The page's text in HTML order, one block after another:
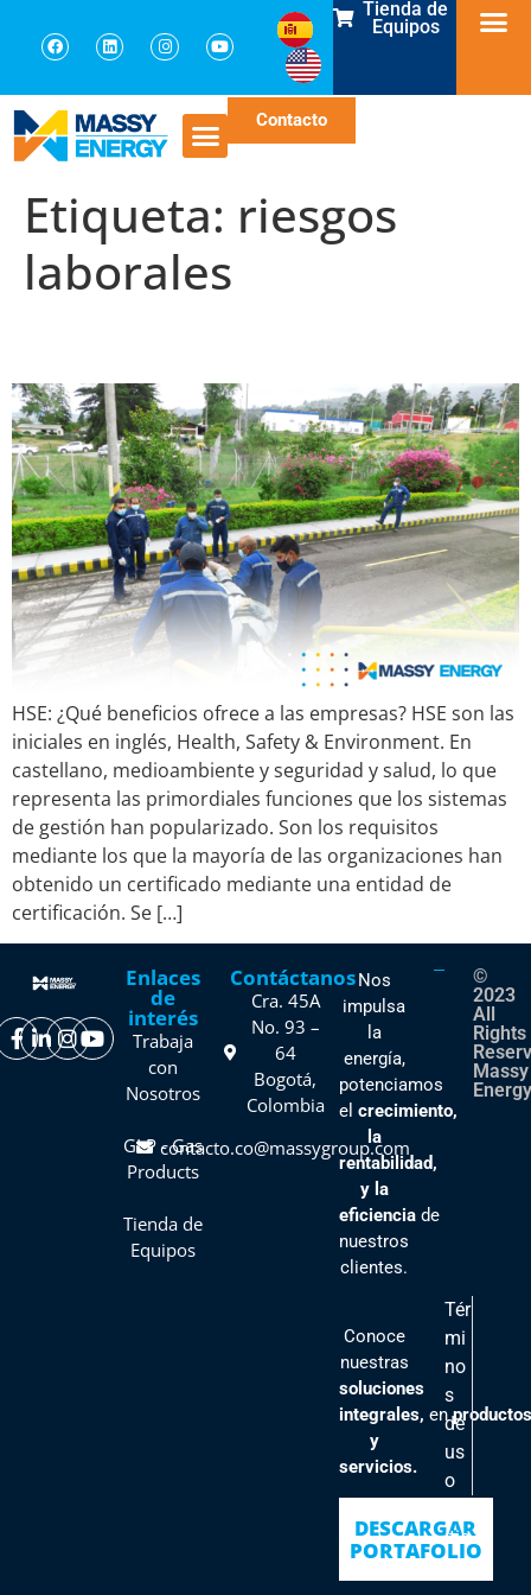
Tienda de
Equipos
Contacto
Etiqueta: riesgos
laborales
HSE: ¿Qué beneficios ofrece a las empresas? HSE son las
iniciales en inglés, Health, Safety & Environment. En
castellano, medioambiente y seguridad y salud, lo que
representa las primordiales funciones que los sistemas
de gestión han popularizado. Son los requisitos
mediante los que la mayoría de las organizaciones han
obtenido un certificado mediante una entidad de
certificación. Se […]
Enlaces
de
interés
Trabaja
con
Nosotros
GLP - Gas
Products
Tienda de
Equipos
Contáctanos
Cra. 45A
No. 93 –
64
Bogotá,
Colombia
contacto.co@massygroup.com
Nos
impulsa
la
energía,
potenciamos
el crecimiento,
la
rentabilidad,
y la
eficienciade
nuestros
clientes.
Conoce
nuestras
soluciones
integrales, enproductos
y
servicios.
DESCARGAR
PORTAFOLIO
©
2023
All
Rights
Massy
Tér
mi
no
s
de
us
o
ític
as